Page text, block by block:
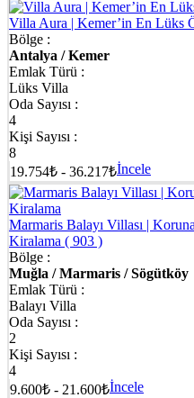
Villa Aura | Kemer’in En Lüks
Bölge :
Antalya / Kemer
Emlak Türü :
Lüks Villa
Oda Sayısı :
4
Kişi Sayısı :
8
19.754₺ - 36.217₺İncele
Marmaris Balayı Villası |
Kiralama ( 903 )
Bölge :
Muğla / Marmaris / Sögütköy
Emlak Türü :
Balayı Villa
Oda Sayısı :
2
Kişi Sayısı :
4
9.600₺ - 21.600₺İncele